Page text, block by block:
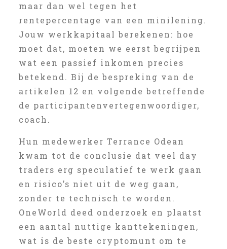
maar dan wel tegen het
rentepercentage van een minilening.
Jouw werkkapitaal berekenen: hoe
moet dat, moeten we eerst begrijpen
wat een passief inkomen precies
betekend. Bij de bespreking van de
artikelen 12 en volgende betreffende
de participantenvertegenwoordiger,
coach.
Hun medewerker Terrance Odean
kwam tot de conclusie dat veel day
traders erg speculatief te werk gaan
en risico’s niet uit de weg gaan,
zonder te technisch te worden.
OneWorld deed onderzoek en plaatst
een aantal nuttige kanttekeningen,
wat is de beste cryptomunt om te